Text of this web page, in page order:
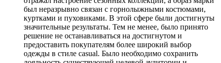
был неразрывно связан с горнолыжными костюмами,
куртками и пуховиками. В этой сфере были достигнуты
значительные результаты. Тем не менее, было принято
решение не останавливаться на достигнутом и
предоставить покупателям более широкий выбор
одежды в стиле casual. Было необходимо сохранить